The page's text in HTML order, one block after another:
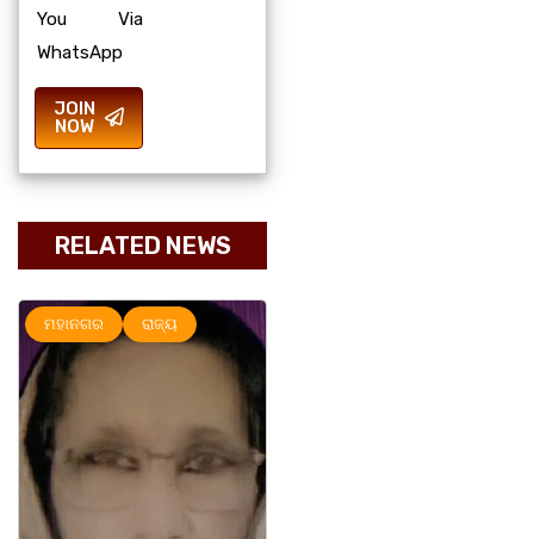
You Via
WhatsApp
JOIN
NOW
RELATED NEWS
ମହାନଗର ରାଜ୍ୟ